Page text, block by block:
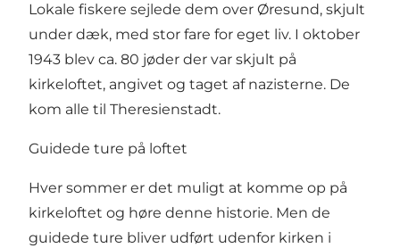
Lokale fiskere sejlede dem over Øresund, skjult
under dæk, med stor fare for eget liv. I oktober
1943 blev ca. 80 jøder der var skjult på
kirkeloftet, angivet og taget af nazisterne. De
kom alle til Theresienstadt.
Guidede ture på loftet
Hver sommer er det muligt at komme op på
kirkeloftet og høre denne historie. Men de
guidede ture bliver udført udenfor kirken i